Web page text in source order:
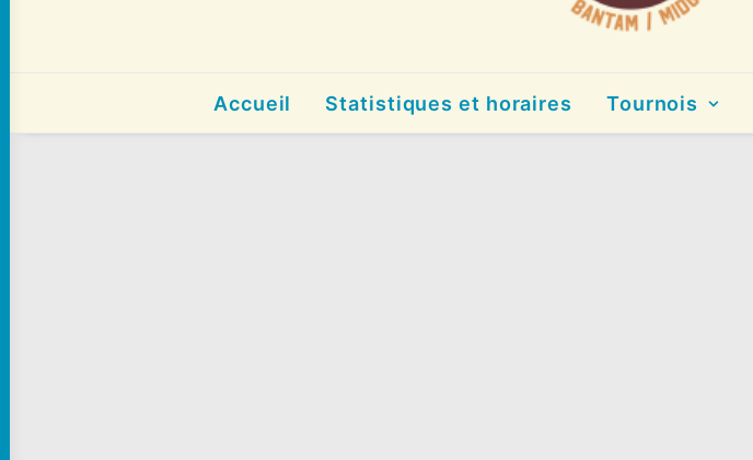
Accueil Statistiques et horaires Tournois